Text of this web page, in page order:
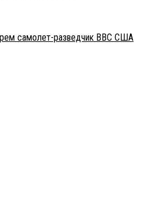
самолет-разведчик ВВС США